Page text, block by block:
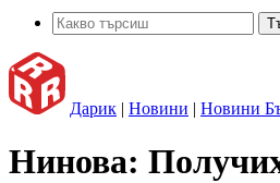
Дарик | Новини | Новини
Нинова: